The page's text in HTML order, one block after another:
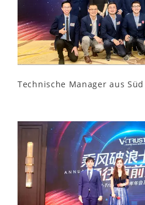
Technische Manager aus